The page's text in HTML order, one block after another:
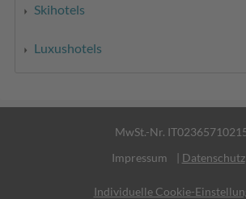
Skihotels
Luxushotels
MwSt.-Nr.
Impressum
| Datenschutz
Individuelle Cookie-